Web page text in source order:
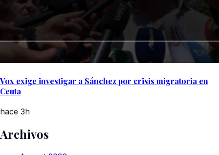
Vox exige investigar a Sánchez por crisis migratoria en
Ceuta
hace 3h
Archivos